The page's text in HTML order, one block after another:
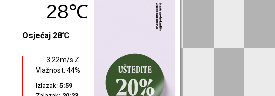
28℃
Osjećaj 28℃
3.22m/s Z
Vlažnost: 44%
Izlazak: 5:59